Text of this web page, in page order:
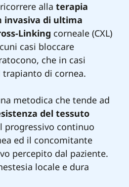
alla terapia
invasiva di ultima
Linking corneale (CXL)
casi bloccare
che in casi
di cornea.
metodica che tende ad
del tessuto
progressivo continuo
ed il concomitante
percepito dal paziente.
locale e dura